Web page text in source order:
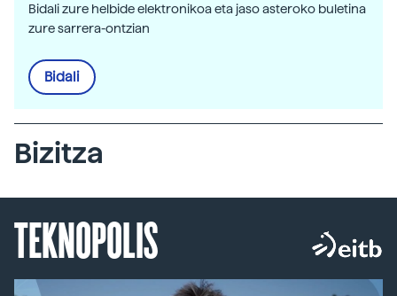
Bidali zure helbide elektronikoa eta jaso asteroko buletina
zure sarrera-ontzian
Bidali
Bizitza
TEKNOPOLIS